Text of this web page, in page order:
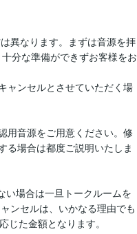
異なります。まずは音源を拝
分な準備ができずお客様をお
ャンセルとさせていただく場
用音源をご用意ください。修
る場合は都度ご説明いたしま
い場合は一旦トークルームを
ンセルは、いかなる理由でも
た金額となります。